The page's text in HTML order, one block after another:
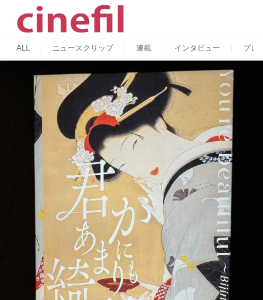
ALL ニュースクリップ 連載 インタビュー プレ